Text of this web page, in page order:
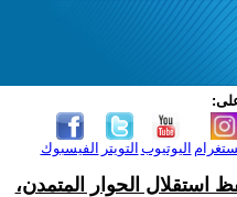
الفيسبوك التويتر اليوتيوب
استقلال الحوار المتمدن،